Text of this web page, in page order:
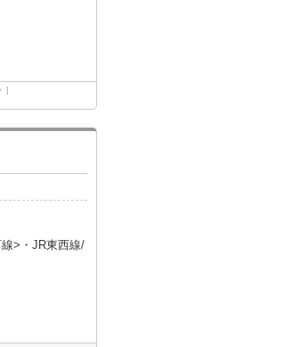
>・JR東西線/